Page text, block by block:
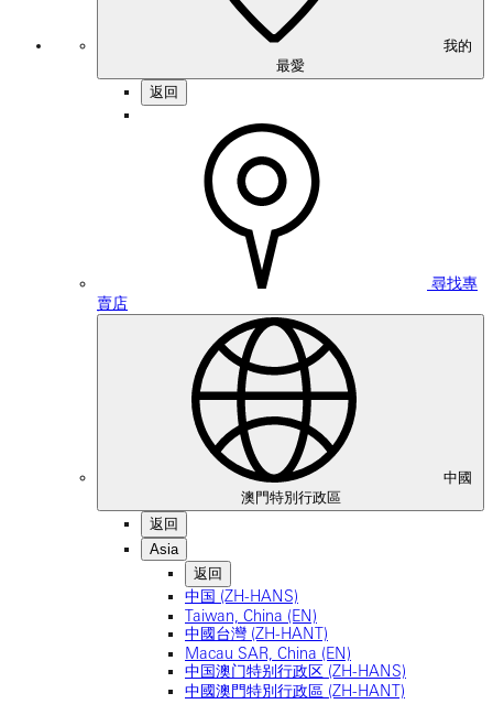
最愛
返回
尋找專
賣店
中國
澳門特別行政區
返回
Asia
返回
中国 (ZH-HANS)
Taiwan, China (EN)
中國台灣 (ZH-HANT)
Macau SAR, China (EN)
中国澳门特别行政区 (ZH-HANS)
中國澳門特別行政區 (ZH-HANT)